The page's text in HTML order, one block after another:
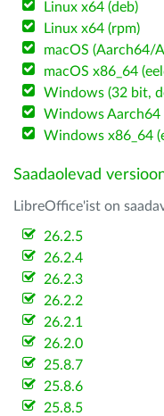
Linux x64 (deb)
Linux x64 (rpm)
macOS (Aarch64/
macOS x86_64
Windows (32 bit,
Windows Aarch64
Windows x86_64
Saadaolevad
LibreOffice'ist on
26.2.5
26.2.4
26.2.3
26.2.2
26.2.1
26.2.0
25.8.7
25.8.6
25.8.5